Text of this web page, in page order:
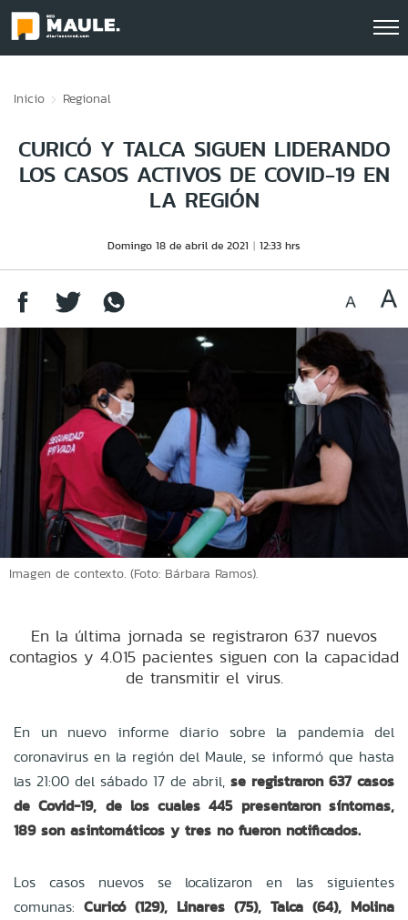
Inicio Regional
CURICÓ Y TALCA SIGUEN LIDERANDO
LOS CASOS ACTIVOS DE COVID-19 EN
LA REGIÓN
Domingo 18 de abril de 2021 12:33 hrs
Imagen de contexto. (Foto: Bárbara Ramos).
En la última jornada se registraron 637 nuevos
contagios y 4.015 pacientes siguen con la capacidad
de transmitir el virus.
En un nuevo informe diario sobre la pandemia del
coronavirus en la región del Maule, se informó que hasta
las 21:00 del sábado 17 de abril, se registraron 637 casos
de Covid-19, de los cuales 445 presentaron síntomas,
189 son asintomáticos y tres no fueron notificados.
Los casos nuevos se localizaron en las siguientes
comunas: Curicó (129), Linares (75), Talca (64), Molina